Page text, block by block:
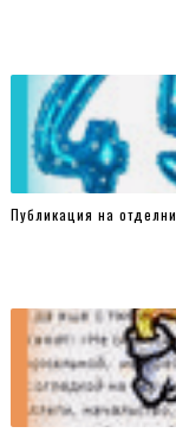
Публикация на